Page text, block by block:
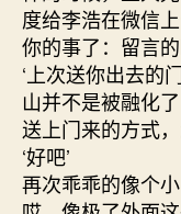
度给李浩在微信
你的事了：留言
‘上次送你出去的
山并不是被融化
送上门来的方式
‘好吧’
再次乖乖的像个